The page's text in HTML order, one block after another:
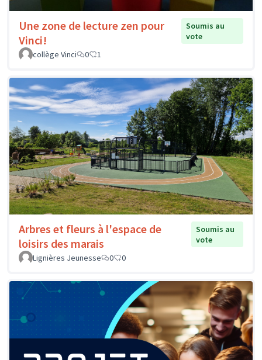
Une zone de lecture zen pour
Vinci!
Soumis au
vote
collège Vinci
0 1
Arbres et fleurs à l'espace de
loisirs des marais
Soumis au
vote
Lignières Jeunesse
0 0